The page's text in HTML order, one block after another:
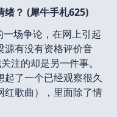
绪？ (犀牛手札625)
场争论，在网上引起
源有没有资格评价音
注的却是另一件事。
了一个已经观察很久
红歌曲），里面除了情